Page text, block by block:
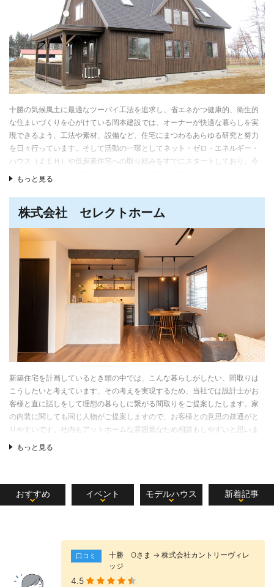
十勝の気候風土に最適なツーバイ工法を追求し、省エネかつ健康的、衛生的
な住まいづくりを心がけている岡本建設では、オーナーが快適な暮らしを実
現できるよう、工法や素材、設備など、住宅にまつわるあらゆる研究と努力
を日々行っています。そして活動の一環としてネット・ゼロ・エネルギー・
ハウス（ＺＥＨ）や低炭素住宅への取り組みをすでにスタートしており、今
年ＺＥＨビルダーの最高ランクである五つ星を取得致しました。
もっと見る
株式会社 セレクトホーム
新築住宅を計画しているとき頭の中では、こんな暮らしがしたい、間取りは
こうしたいと考えています、その考えを実現するため、当社では設計士がお
客様と直に話しをして理想の暮らしに繋がる間取りをご提案したします。家
の内装に関しても同じ人物がご提案しますので、お客様との意思の疎通がと
りやすいです。社内もアットホームな雰囲気なため相談もしやすいと思いま
す。まずはHPをご覧ください。
もっと見る
おすすめ イベント モデルハウス 新着記事
口コミ
十勝 Оさま → 株式会社カントリーヴィレ
ッジ
4.5